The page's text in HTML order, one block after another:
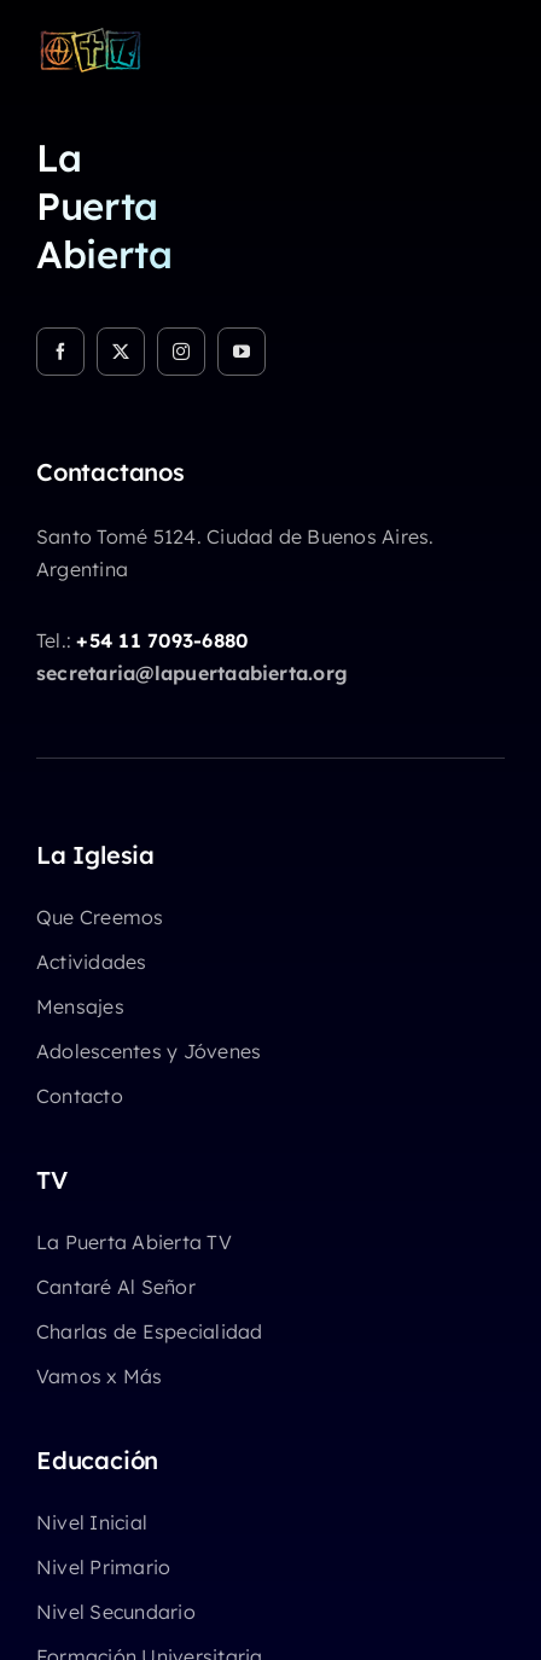
La
Puerta
Abierta
Contactanos
Santo Tomé 5124. Ciudad de Buenos Aires.
Argentina
Tel.:+54 11 7093-6880
secretaria@lapuertaabierta.org
La Iglesia
Que Creemos
Actividades
Mensajes
Adolescentes y Jóvenes
Contacto
TV
La Puerta Abierta TV
Cantaré Al Señor
Charlas de Especialidad
Vamos x Más
Educación
Nivel Inicial
Nivel Primario
Nivel Secundario